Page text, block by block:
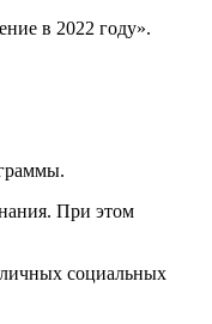
в 2022 году».
При этом
социальных